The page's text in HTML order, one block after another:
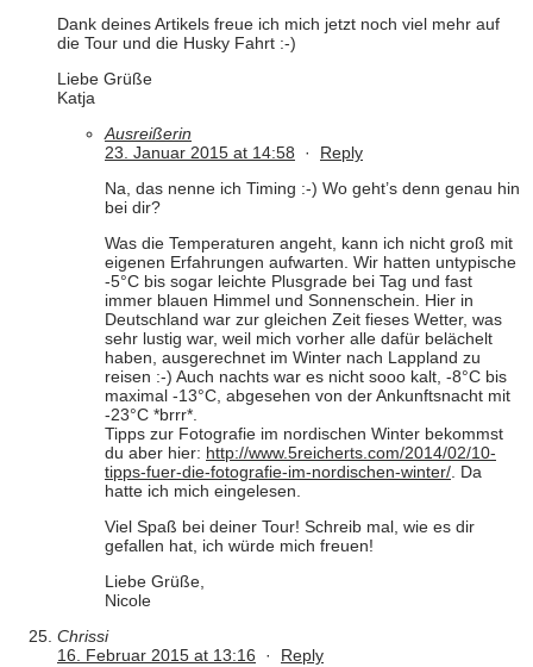
Dank deines Artikels freue ich mich jetzt noch viel mehr auf
die Tour und die Husky Fahrt :-)
Liebe Grüße
Katja
Ausreißerin
23. Januar 2015 at 14:58 · Reply
Na, das nenne ich Timing :-) Wo geht’s denn genau hin
bei dir?
Was die Temperaturen angeht, kann ich nicht groß mit
eigenen Erfahrungen aufwarten. Wir hatten untypische
-5°C bis sogar leichte Plusgrade bei Tag und fast
immer blauen Himmel und Sonnenschein. Hier in
Deutschland war zur gleichen Zeit fieses Wetter, was
sehr lustig war, weil mich vorher alle dafür belächelt
haben, ausgerechnet im Winter nach Lappland zu
reisen :-) Auch nachts war es nicht sooo kalt, -8°C bis
maximal -13°C, abgesehen von der Ankunftsnacht mit
-23°C *brrr*.
Tipps zur Fotografie im nordischen Winter bekommst
du aber hier: http://www.5reicherts.com/2014/02/10-
tipps-fuer-die-fotografie-im-nordischen-winter/. Da
hatte ich mich eingelesen.
Viel Spaß bei deiner Tour! Schreib mal, wie es dir
gefallen hat, ich würde mich freuen!
Liebe Grüße,
Nicole
Chrissi
16. Februar 2015 at 13:16 · Reply